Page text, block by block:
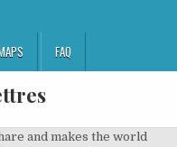
FAQ
and makes the world